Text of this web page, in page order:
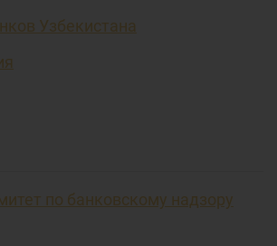
Узбекистана
по банковскому надзору